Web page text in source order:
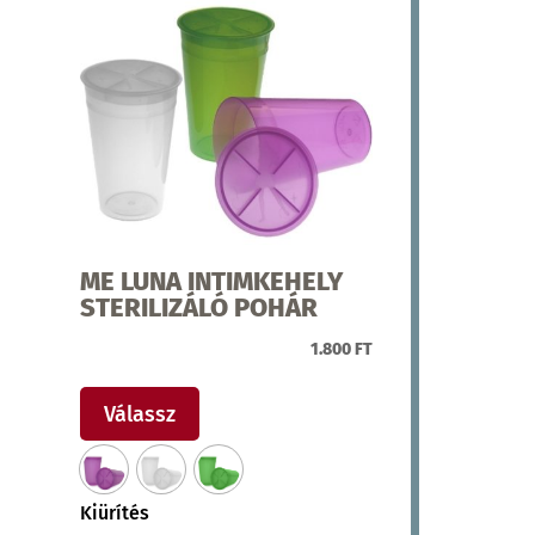
termékoldalon
választhatók
ME LUNA INTIMKEHELY
STERILIZÁLÓ POHÁR
1.800FT
Válassz
terméknek
több
Kiürítés